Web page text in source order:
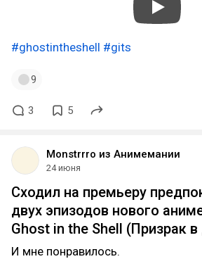
#ghostintheshell #gits
9
3 5
Monstrrro из Анимемании
24 июня
Сходил на премьеру
двух эпизодов нового
Ghost in the Shell (Призрак
И мне понравилось.